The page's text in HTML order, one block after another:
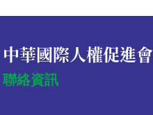
中華國際人權促進會
聯絡資訊